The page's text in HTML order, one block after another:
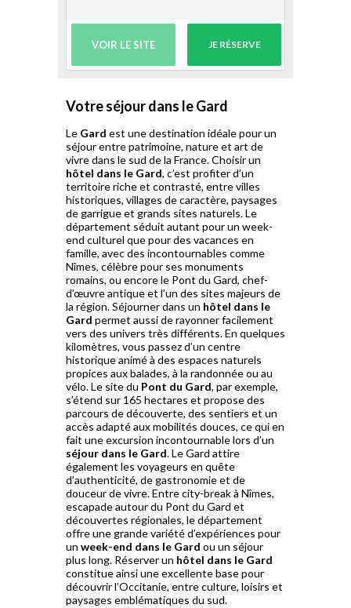
VOIR LE SITE JE RÉSERVE
Votre séjour dans le Gard
Le Gard est une destination idéale pour un
séjour entre patrimoine, nature et art de
vivre dans le sud de la France. Choisir un
hôtel dans le Gard, c’est profiter d’un
territoire riche et contrasté, entre villes
historiques, villages de caractère, paysages
de garrigue et grands sites naturels. Le
département séduit autant pour un week-
end culturel que pour des vacances en
famille, avec des incontournables comme
Nîmes, célèbre pour ses monuments
romains, ou encore le Pont du Gard, chef-
d’œuvre antique et l’un des sites majeurs de
la région. Séjourner dans un hôtel dans le
Gard permet aussi de rayonner facilement
vers des univers très différents. En quelques
kilomètres, vous passez d’un centre
historique animé à des espaces naturels
propices aux balades, à la randonnée ou au
vélo. Le site du Pont du Gard, par exemple,
s’étend sur 165 hectares et propose des
parcours de découverte, des sentiers et un
accès adapté aux mobilités douces, ce qui en
fait une excursion incontournable lors d’un
séjour dans le Gard. Le Gard attire
également les voyageurs en quête
d’authenticité, de gastronomie et de
douceur de vivre. Entre city-break à Nîmes,
escapade autour du Pont du Gard et
découvertes régionales, le département
offre une grande variété d’expériences pour
un week-end dans le Gard ou un séjour
plus long. Réserver un hôtel dans le Gard
constitue ainsi une excellente base pour
découvrir l’Occitanie, entre culture, loisirs et
paysages emblématiques du sud.